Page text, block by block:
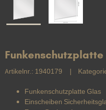
Artikelnr.: 1940179
Funkenschutzplatte Glas
Einscheiben